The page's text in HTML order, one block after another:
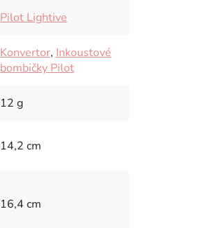
Pilot Lightive
Konvertor, Inkoustové
bombičky Pilot
12 g
14,2 cm
16,4 cm